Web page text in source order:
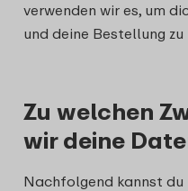
verwenden wir es, um
und deine Bestellung
Zu welchen
wir deine
Nachfolgend kannst du